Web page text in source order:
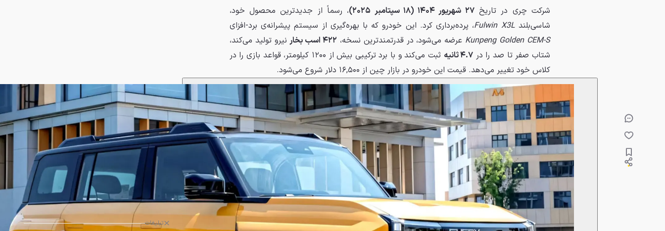
تبلیغات
شرکت چری در تاریخ۲۷ شهریور ۱۴۰۴ (۱۸ سپتامبر ۲۰۲۵)
، رسماً از جدیدترین محصول خود،
شاسی‌بلندFulwin X3L، پرده‌برداری کرد. این خودرو که با بهره‌گیری از سیستم پیشرانه‌ی برد-افزای
Kunpeng Golden CEM-S عرضه می‌شود، در قدرتمندترین نسخه، ۴۲۲ اسب بخار
نیرو تولید می‌کند،
شتاب صفر تا صد را در ۴.۷ ثانیه
ثبت می‌کند و با برد ترکیبی بیش از ۱۲۰۰ کیلومتر، قواعد بازی را در
کلاس خود تغییر می‌دهد. قیمت این خودرو در بازار چین از ۱۶,۵۰۰ دلار شروع می‌شود.